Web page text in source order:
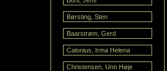
Børsting, Sten
Baarstrøm, Gerd
Calonius, Irma Helena
Christensen, Unn Høje